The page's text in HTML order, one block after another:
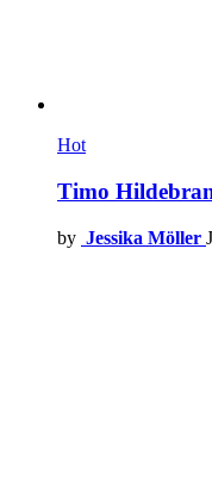
Hot
Timo
by Jessika Möller